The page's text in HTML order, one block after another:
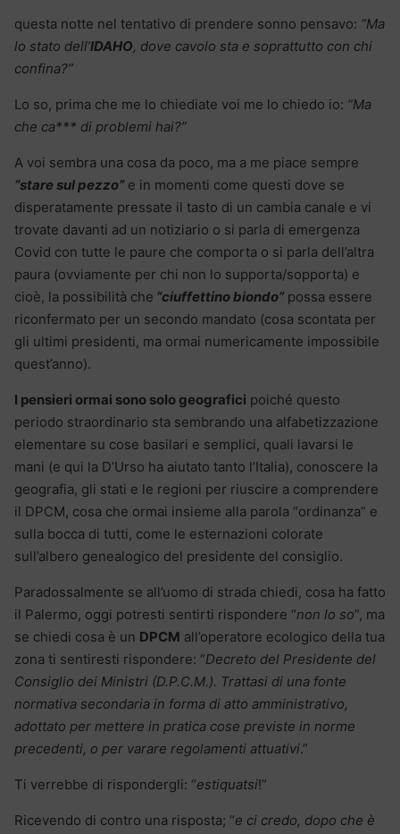
questa notte nel tentativo di prendere sonno pensavo: “Ma
lo stato dell’IDAHO, dove cavolo sta e soprattutto con chi
confina?”
Lo so, prima che me lo chiediate voi me lo chiedo io: “Ma
che ca*** di problemi hai?”
A voi sembra una cosa da poco, ma a me piace sempre
“stare sul pezzo”e in momenti come questi dove se
disperatamente pressate il tasto di un cambia canale e vi
trovate davanti ad un notiziario o si parla di emergenza
Covid con tutte le paure che comporta o si parla dell’altra
paura (ovviamente per chi non lo supporta/sopporta) e
cioè, la possibilità che “ciuffettino biondo”possa essere
riconfermato per un secondo mandato (cosa scontata per
gli ultimi presidenti, ma ormai numericamente impossibile
quest’anno).
I pensieri ormai sono solo geografici poiché questo
periodo straordinario sta sembrando una alfabetizzazione
elementare su cose basilari e semplici, quali lavarsi le
mani (e qui la D’Urso ha aiutato tanto l’Italia), conoscere la
geografia, gli stati e le regioni per riuscire a comprendere
il DPCM, cosa che ormai insieme alla parola “ordinanza” e
sulla bocca di tutti, come le esternazioni colorate
sull’albero genealogico del presidente del consiglio.
Paradossalmente se all’uomo di strada chiedi, cosa ha fatto
il Palermo, oggi potresti sentirti rispondere “non lo so”, ma
se chiedi cosa è un DPCM all’operatore ecologico della tua
zona ti sentiresti rispondere: “Decreto del Presidente del
Consiglio dei Ministri (D.P.C.M.). Trattasi di una fonte
normativa secondaria in forma di atto amministrativo,
adottato per mettere in pratica cose previste in norme
precedenti, o per varare regolamenti attuativi.”
Ti verrebbe di rispondergli: “estiquatsi!”
Ricevendo di contro una risposta; “e ci credo, dopo che è